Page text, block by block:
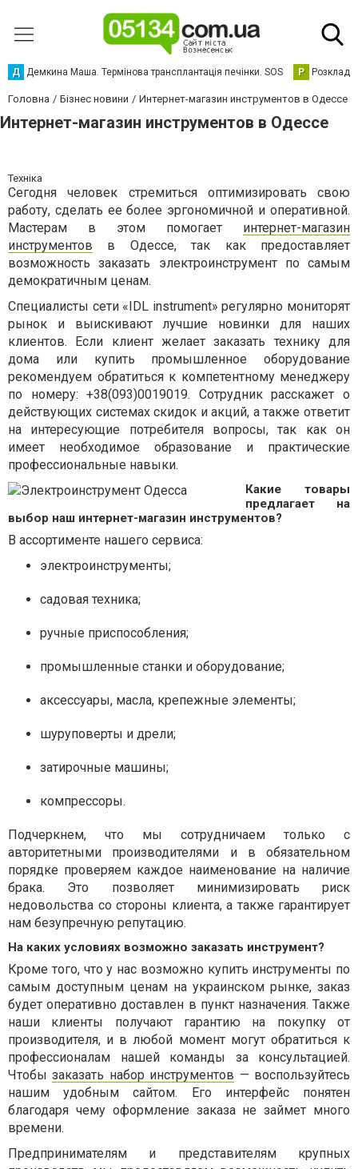
Д Демкина Маша. Термінова трансплантація печінки. SOS Р Розклад
Головна Бізнес новини Интернет-магазин инструментов в Одессе
Интернет-магазин инструментов в Одессе
Техніка
Сегодня человек стремиться оптимизировать свою
работу, сделать ее более эргономичной и оперативной.
Мастерам в этом помогает интернет-магазин
инструментов в Одессе, так как предоставляет
возможность заказать электроинструмент по самым
демократичным ценам.
Специалисты сети «IDL instrument» регулярно мониторят
рынок и выискивают лучшие новинки для наших
клиентов. Если клиент желает заказать технику для
дома или купить промышленное оборудование
рекомендуем обратиться к компетентному менеджеру
по номеру: +38(093)0019019. Сотрудник расскажет о
действующих системах скидок и акций, а также ответит
на интересующие потребителя вопросы, так как он
имеет необходимое образование и практические
профессиональные навыки.
Какие товары
предлагает на
выбор наш интернет-магазин инструментов?
В ассортименте нашего сервиса:
электроинструменты;
садовая техника;
ручные приспособления;
промышленные станки и оборудование;
аксессуары, масла, крепежные элементы;
шуруповерты и дрели;
затирочные машины;
компрессоры.
Подчеркнем, что мы сотрудничаем только с
авторитетными производителями и в обязательном
порядке проверяем каждое наименование на наличие
брака. Это позволяет минимизировать риск
недовольства со стороны клиента, а также гарантирует
нам безупречную репутацию.
На каких условиях возможно заказать инструмент?
Кроме того, что у нас возможно купить инструменты по
самым доступным ценам на украинском рынке, заказ
будет оперативно доставлен в пункт назначения. Также
наши клиенты получают гарантию на покупку от
производителя, и в любой момент могут обратиться к
профессионалам нашей команды за консультацией.
Чтобызаказать набор инструментов — воспользуйтесь
нашим удобным сайтом. Его интерфейс понятен
благодаря чему оформление заказа не займет много
времени.
Предпринимателям и представителям крупных